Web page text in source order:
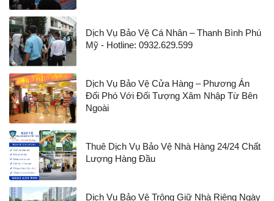
Dịch Vụ Bảo Vệ Cá Nhân – Thanh Bình Phú
Mỹ - Hotline: 0932.629.599
Dịch Vụ Bảo Vệ Cửa Hàng – Phương Án
Đối Phó Với Đối Tượng Xâm Nhập Từ Bên
Ngoài
Thuê Dịch Vụ Bảo Vệ Nhà Hàng 24/24 Chất
Lượng Hàng Đầu
Dịch Vụ Bảo Vệ Trông Giữ Nhà Riêng Ngày